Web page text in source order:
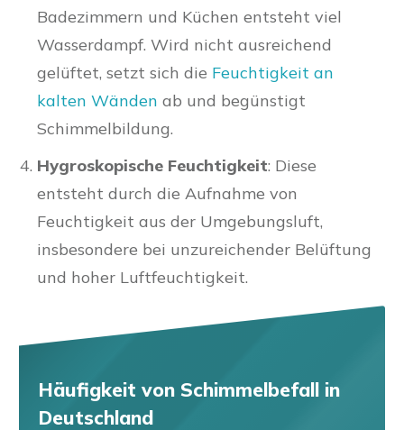
Badezimmern und Küchen entsteht viel
Wasserdampf. Wird nicht ausreichend
gelüftet, setzt sich die Feuchtigkeit an
kalten Wänden ab und begünstigt
Schimmelbildung.
Hygroskopische Feuchtigkeit: Diese
entsteht durch die Aufnahme von
Feuchtigkeit aus der Umgebungsluft,
insbesondere bei unzureichender Belüftung
und hoher Luftfeuchtigkeit.
Häufigkeit von Schimmelbefall in
Deutschland